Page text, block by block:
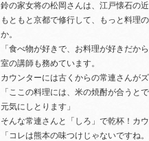
鈴の家女将の松岡さんは、江戸懐石の近
もともと京都で修行して、もっと料理
か。
「食べ物が好きで、お料理が好きだか
室の講師も務めています。
カウンターには古くからの常連さんがズ
「ここの料理には、米の焼酎が合うと
元気にしとります」
そんな常連さんと「しろ」で乾杯！カ
「コレは熊本の味つけじゃないですね